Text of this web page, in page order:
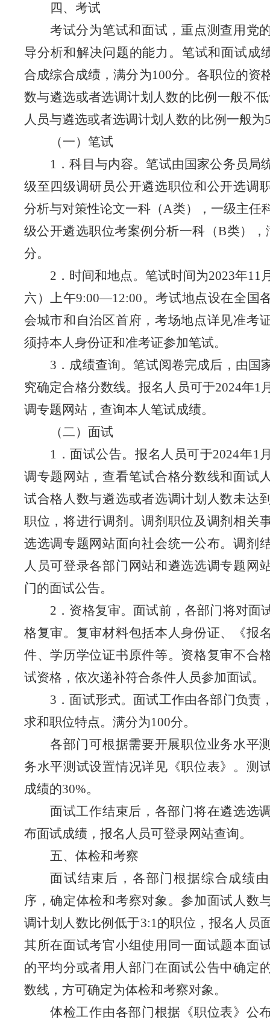
四、考试
考试分为笔试和面试，重点测查用党
导分析和解决问题的能力。笔试和面试成
合成综合成绩，满分为100分。各职位的资
数与遴选或者选调计划人数的比例一般不
人员与遴选或者选调计划人数的比例一般为
（一）笔试
1 ．科目与内容。笔试由国家公务员局
级至四级调研员公开遴选职位和公开选调
分析与对策性论文一科（A类），一级主任
级公开遴选职位考案例分析一科（B类），
分。
2 ．时间和地点。笔试时间为2023年11
六）上午9:00—12:00。考试地点设在全国
会城市和自治区首府，考场地点详见准考
须持本人身份证和准考证参加笔试。
3 ．成绩查询。笔试阅卷完成后，由国
究确定合格分数线。报名人员可于2024年1
调专题网站，查询本人笔试成绩。
（二）面试
1 ．面试公告。报名人员可于2024年1
调专题网站，查看笔试合格分数线和面试
试合格人数与遴选或者选调计划人数未达
职位，将进行调剂。调剂职位及调剂相关
选选调专题网站面向社会统一公布。调剂
人员可登录各部门网站和遴选选调专题网
门的面试公告。
2 ．资格复审。面试前，各部门将对面
格复审。复审材料包括本人身份证、《报
件、学历学位证书原件等。资格复审不合
试资格，依次递补符合条件人员参加面试。
3 ．面试形式。面试工作由各部门负责
求和职位特点。满分为100分。
各部门可根据需要开展职位业务水平
务水平测试设置情况详见《职位表》。测
成绩的30%。
面试工作结束后，各部门将在遴选选
布面试成绩，报名人员可登录网站查询。
五、体检和考察
面试结束后，各部门根据综合成绩
序，确定体检和考察对象。参加面试人数
调计划人数比例低于3:1的职位，报名人员
其所在面试考官小组使用同一面试题本面
的平均分或者用人部门在面试公告中确定
数线，方可确定为体检和考察对象。
体检工作由各部门根据《职位表》公